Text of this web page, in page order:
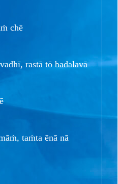
chē
rastā tō badalavā
taṁta ēnā nā